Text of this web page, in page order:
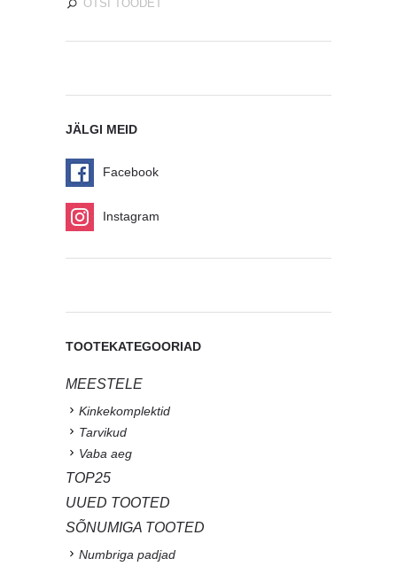
JÄLGI MEID
Facebook
Instagram
TOOTEKATEGOORIAD
MEESTELE
Kinkekomplektid
Tarvikud
Vaba aeg
TOP25
UUED TOOTED
SÕNUMIGA TOOTED
Numbriga padjad